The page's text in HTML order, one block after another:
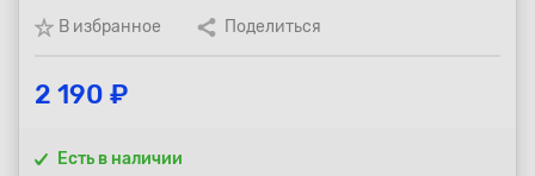
В избранное
Поделиться
2 190 ₽
Есть в наличии